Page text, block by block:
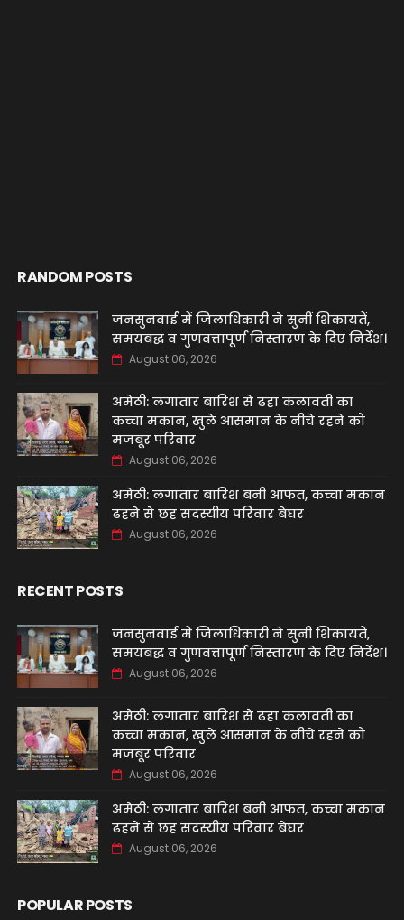
RANDOM POSTS
जनसुनवाई में जिलाधिकारी ने सुनीं शिकायतें,
समयबद्ध व गुणवत्तापूर्ण निस्तारण के दिए निर्देश।
August 06, 2026
अमेठी: लगातार बारिश से ढहा कलावती का
कच्चा मकान, खुले आसमान के नीचे रहने को
मजबूर परिवार
August 06, 2026
अमेठी: लगातार बारिश बनी आफत, कच्चा मकान
ढहने से छह सदस्यीय परिवार बेघर
August 06, 2026
RECENT POSTS
जनसुनवाई में जिलाधिकारी ने सुनीं शिकायतें,
समयबद्ध व गुणवत्तापूर्ण निस्तारण के दिए निर्देश।
August 06, 2026
अमेठी: लगातार बारिश से ढहा कलावती का
कच्चा मकान, खुले आसमान के नीचे रहने को
मजबूर परिवार
August 06, 2026
अमेठी: लगातार बारिश बनी आफत, कच्चा मकान
ढहने से छह सदस्यीय परिवार बेघर
August 06, 2026
POPULAR POSTS